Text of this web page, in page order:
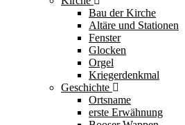
Bau der Kirche
Altäre und Stationen
Fenster
Glocken
Orgel
Kriegerdenkmal
Geschichte
Ortsname
erste Erwähnung